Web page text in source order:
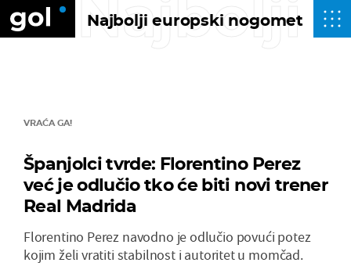
Najbolji europski nogomet
Najbolji
VRAĆA GA!
Španjolci tvrde: Florentino Perez
već je odlučio tko će biti novi trener
Real Madrida
Florentino Perez navodno je odlučio povući potez
kojim želi vratiti stabilnost i autoritet u momčad.